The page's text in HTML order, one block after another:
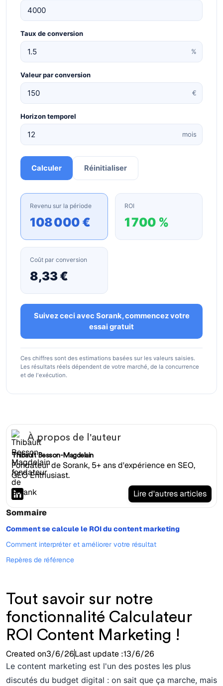
Taux de conversion
%
Valeur par conversion
€
Horizon temporel
mois
Calculer Réinitialiser
Revenu sur la période
108 000 €
ROI
1 700 %
Coût par conversion
8,33 €
Suivez ceci avec Sorank, commencez votre
essai gratuit
Ces chiffres sont des estimations basées sur les valeurs saisies.
Les résultats réels dépendent de votre marché, de la concurrence
et de l'exécution.
À propos de l'auteur
Thibault Besson-Magdelain
Fondateur de Sorank, 5+ ans d'expérience en SEO,
GEO Enthusiast.
Lire d'autres articles
Sommaire
Comment se calcule le ROI du content marketing
Comment interpréter et améliorer votre résultat
Repères de référence
Tout savoir sur notre
fonctionnalité Calculateur
ROI Content Marketing !
Created on3/6/26Last update :13/6/26
Le content marketing est l'un des postes les plus
discutés du budget digital : on sait que ça marche, mais